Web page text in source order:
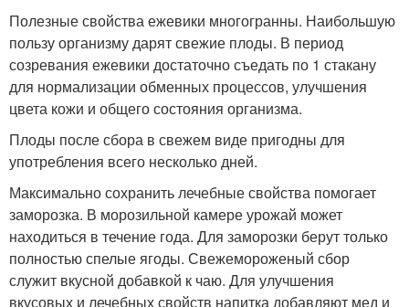
Полезные свойства ежевики многогранны. Наибольшую
пользу организму дарят свежие плоды. В период
созревания ежевики достаточно съедать по 1 стакану
для нормализации обменных процессов, улучшения
цвета кожи и общего состояния организма.
Плоды после сбора в свежем виде пригодны для
употребления всего несколько дней.
Максимально сохранить лечебные свойства помогает
заморозка. В морозильной камере урожай может
находиться в течение года. Для заморозки берут только
полностью спелые ягоды. Свежемороженый сбор
служит вкусной добавкой к чаю. Для улучшения
вкусовых и лечебных свойств напитка добавляют мед и